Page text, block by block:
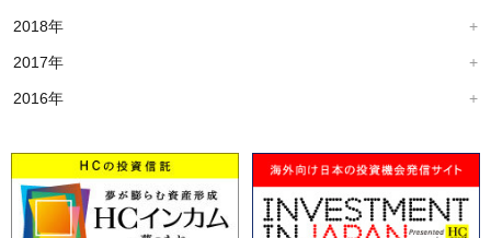
2018年
2017年
2016年